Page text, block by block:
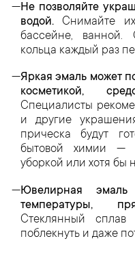
Не позволяйте
водой. Снимайте
бассейне,
кольца каждый раз
Яркая эмаль может
косметикой,
Специалисты
и другие
прическа будут
бытовой химии —
уборкой или хотя бы
Ювелирная эмаль
температуры,
Стеклянный
поблекнуть и даже